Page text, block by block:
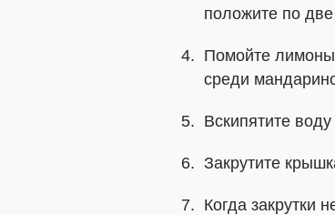
положите по
Помойте
среди
Вскипятите
Закрутите
Когда закрутки